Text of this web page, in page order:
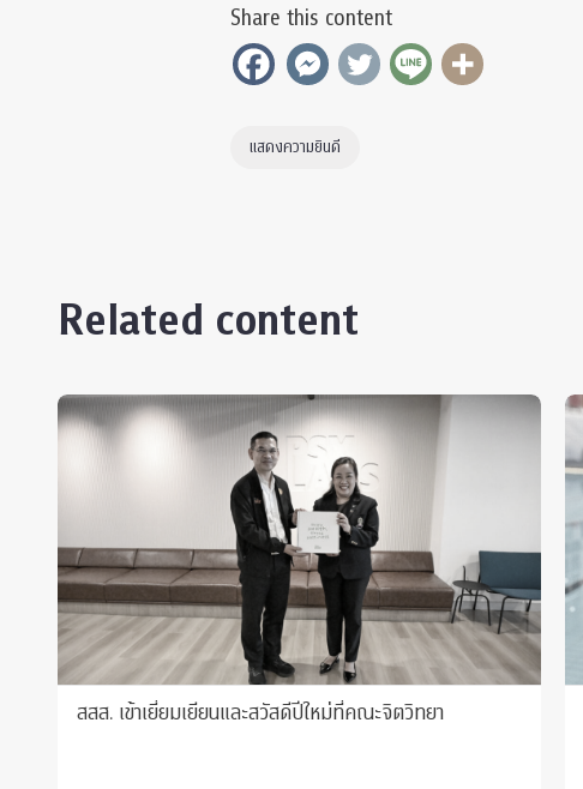
Share this content
แสดงความยินดี
Related content
สสส. เข้าเยี่ยมเยียนและสวัสดีปีใหม่ที่คณะจิตวิทยา